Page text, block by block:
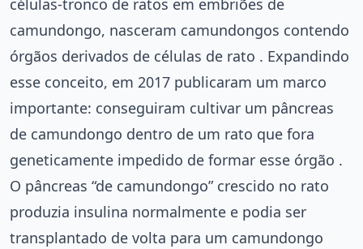
células-tronco de ratos em embriões de
camundongo, nasceram camundongos contendo
órgãos derivados de células de rato . Expandindo
esse conceito, em 2017 publicaram um marco
importante: conseguiram cultivar um pâncreas
de camundongo dentro de um rato que fora
geneticamente impedido de formar esse órgão .
O pâncreas “de camundongo” crescido no rato
produzia insulina normalmente e podia ser
transplantado de volta para um camundongo